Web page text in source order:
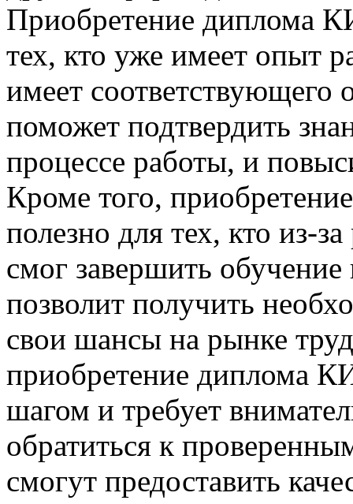
Приобретение диплома
тех, кто уже имеет опыт
имеет соответствующего
поможет подтвердить
процессе работы, и
Кроме того,
полезно для тех, кто из-
смог завершить
позволит получить
свои шансы на рынке
приобретение диплома
шагом и требует
обратиться к
смогут предоставить